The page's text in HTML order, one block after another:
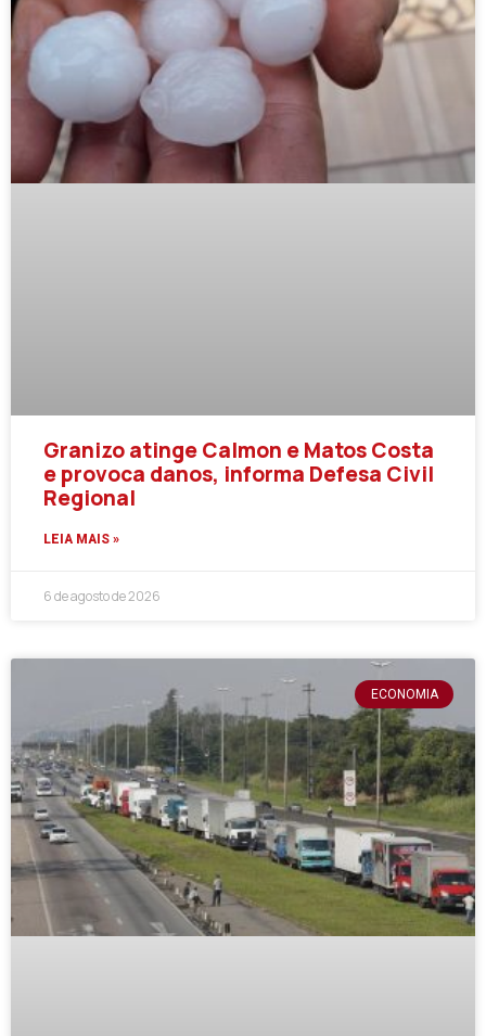
Granizo atinge Calmon e Matos Costa
e provoca danos, informa Defesa Civil
Regional
LEIA MAIS »
6 de agosto de 2026
ECONOMIA